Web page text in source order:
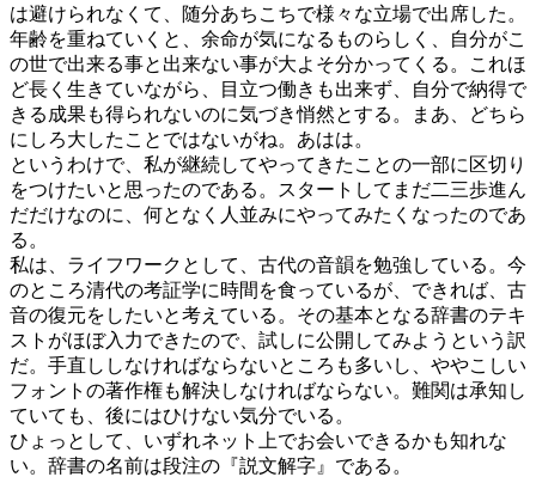
は避けられなくて、随分あちこちで様々な立場で出席した。
年齢を重ねていくと、余命が気になるものらしく、自分がこ
の世で出来る事と出来ない事が大よそ分かってくる。これほ
ど長く生きていながら、目立つ働きも出来ず、自分で納得で
きる成果も得られないのに気づき悄然とする。まあ、どちら
にしろ大したことではないがね。あはは。
というわけで、私が継続してやってきたことの一部に区切り
をつけたいと思ったのである。スタートしてまだ二三歩進ん
だだけなのに、何となく人並みにやってみたくなったのであ
る。
私は、ライフワークとして、古代の音韻を勉強している。今
のところ清代の考証学に時間を食っているが、できれば、古
音の復元をしたいと考えている。その基本となる辞書のテキ
ストがほぼ入力できたので、試しに公開してみようという訳
だ。手直ししなければならないところも多いし、ややこしい
フォントの著作権も解決しなければならない。難関は承知し
ていても、後にはひけない気分でいる。
ひょっとして、いずれネット上でお会いできるかも知れな
い。辞書の名前は段注の『説文解字』である。